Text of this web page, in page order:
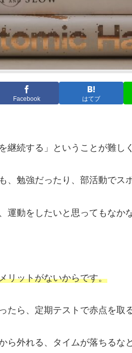
Facebook はてブ
継続する」ということが難し
、勉強だったり、部活動でス
運動をしたいと思ってもなか
リットがないからです。
たら、定期テストで赤点を取
ら外れる、タイムが落ちるな